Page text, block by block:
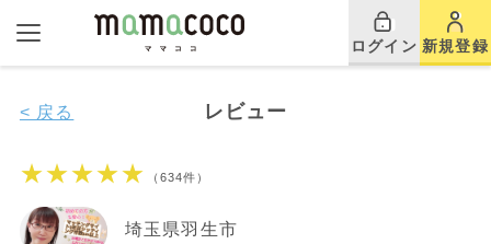
ログイン 新規登録
レビュー
< 戻る
★★★★★ （634件）
埼玉県羽生市